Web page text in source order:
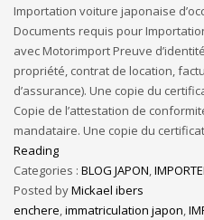
Importation voiture japonaise
Documents requis pour
avec Motorimport Preuve
propriété, contrat de location,
d’assurance). Une copie du
Copie de l’attestation de
mandataire. Une copie du
Reading
Categories : BLOG JAPON,
Posted byMickael ibers
enchere,immatriculation japon,